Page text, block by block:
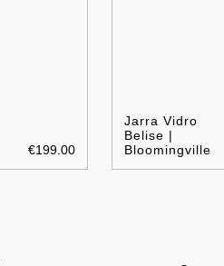
€199.00
Jarra Vidro
Belise |
Bloomingville